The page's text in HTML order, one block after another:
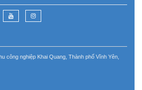
công nghiệp Khai Quang, Thành phố Vĩnh Yên,